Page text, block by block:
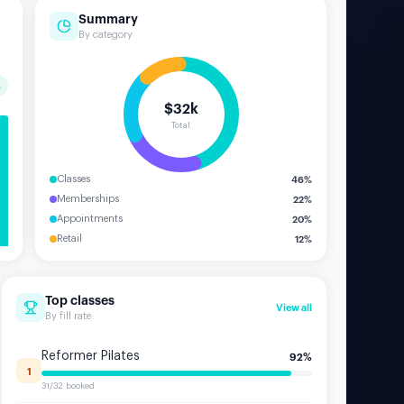
Summary
By category
$32k
Total
Classes 46%
Memberships 22%
Appointments 20%
Retail 12%
Top classes
By fill rate
View all
1
Reformer Pilates 92%
31/32 booked